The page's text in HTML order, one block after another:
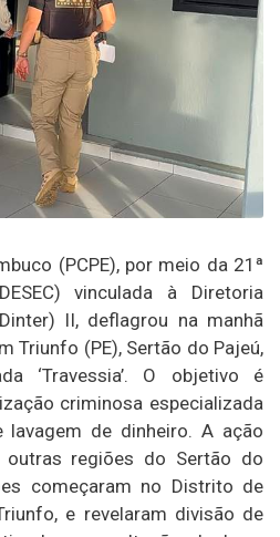
(PCPE), por meio da 21ª
vinculada à Diretoria
II, deflagrou na manhã
Triunfo (PE), Sertão do Pajeú,
‘Travessia’. O objetivo é
criminosa especializada
de dinheiro. A ação
regiões do Sertão do
começaram no Distrito de
e revelaram divisão de